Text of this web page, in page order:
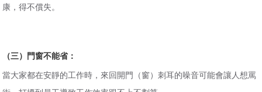
康，得不償失。
（三）門窗不能省：
當大家都在安靜的工作時，來回開門（窗）刺耳的噪音可能會讓人想罵